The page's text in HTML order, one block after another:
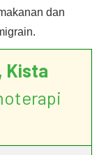
dan
Kista